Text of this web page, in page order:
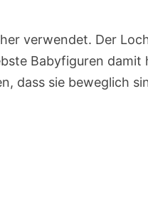
verwendet. Der
Babyfiguren damit
dass sie beweglich